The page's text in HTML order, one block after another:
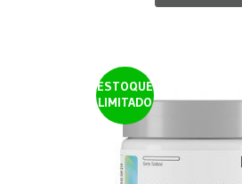
ESTOQUE
LIMITADO